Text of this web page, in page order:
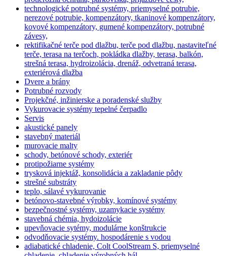
technologické potrubné systémy, priemyselné potrubie,
nerezové potrubie, kompenzátory, tkaninové kompenzátory,
kovové kompenzátory, gumené kompenzátory, potrubné
závesy,
rektifikačné terče pod dlažbu, terče pod dlažbu, nastaviteľné
terče, terasa na terčoch, pokládka dlažby, terasa, balkón,
strešná terasa, hydroizolácia, drenáž, odvetraná terasa,
exteriérová dlažba
Dvere a brány
Potrubné rozvody
Projekčné, inžinierske a poradenské služby
Vykurovacie systémy tepelné čerpadlo
Servis
akustické panely
stavebný materiál
murovacie malty
schody, betónové schody, exteriér
protipožiarne systémy
trysková injektáž, konsolidácia a zakladanie pôdy
strešné substráty
teplo, sálavé vykurovanie
betónovo-stavebné výrobky, komínové systémy
bezpečnostné systémy, uzamykacie systémy
stavebná chémia, hydoizolácie
upevňovacie sytémy, modulárne konštrukcie
odvodňovacie systémy. hospodárenie s vodou
adiabatické chladenie, Colt CoolStream S, priemyselné